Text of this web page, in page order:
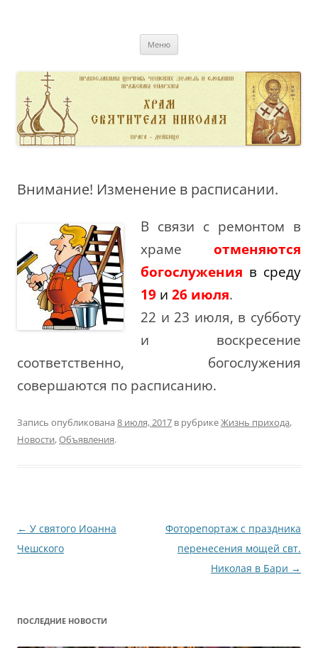
Меню
Внимание! Изменение в расписании.
В связи с ремонтом в
храме отменяются
богослужения в среду
19 и 26 июля.
22 и 23 июля, в субботу
и воскресение
соответственно, богослужения
совершаются по расписанию.
Запись опубликована 8 июля, 2017 в рубрикеЖизнь прихода,
Новости,Объявления.
Навигация
по
← У святого Иоанна
Чешского
Фоторепортаж с праздника
перенесения мощей свт.
Николая в Бари →
ПОСЛЕДНИЕ НОВОСТИ